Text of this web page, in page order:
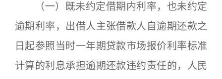
（一）既未约定借期内利率，也未约定
逾期利率，出借人主张借款人自逾期还款之
日起参照当时一年期贷款市场报价利率标准
计算的利息承担逾期还款违约责任的，人民